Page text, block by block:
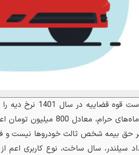
تومان و در ماه‌های
حق بیمه شخص ثالث خودروها نیست و
سیلندر، سال ساخت، نوع کاربری اعم